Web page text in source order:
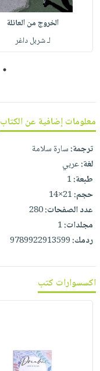
صابون
أطفال
مناسبات
فيديوهات
أسئلة
انشر
كتابك
تواصل
معنا
الخروج من العائلة
لـ شربل داغر
1
معلومات إضافية عن الكتاب
ترجمة:سارة سلامة
لغة:عربي
طبعة:1
حجم:21×14
عدد الصفحات:280
مجلدات:1
ردمك:9789922913599
اكسسوارات كتب